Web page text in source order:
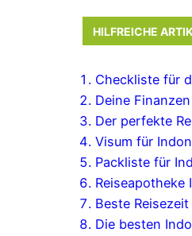
HILFREICHE
Checkliste für
Deine
Der perfekte
Visum für
Packliste für
Reiseapotheke
Beste
Die besten